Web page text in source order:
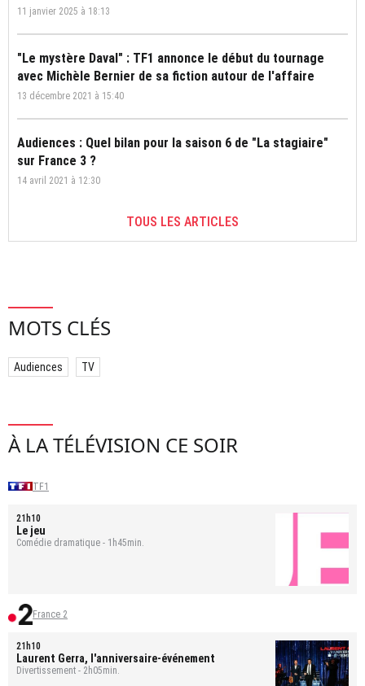
11 janvier 2025 à 18:13
"Le mystère Daval" : TF1 annonce le début du tournage
avec Michèle Bernier de sa fiction autour de l'affaire
13 décembre 2021 à 15:40
Audiences : Quel bilan pour la saison 6 de "La stagiaire"
sur France 3 ?
14 avril 2021 à 12:30
TOUS LES ARTICLES
MOTS CLÉS
Audiences TV
À LA TÉLÉVISION CE SOIR
TF1
21h10
Le jeu
Comédie dramatique - 1h45min.
France 2
21h10
Laurent Gerra, l'anniversaire-événement
Divertissement - 2h05min.